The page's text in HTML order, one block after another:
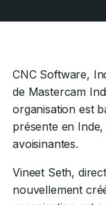
CNC Software,
de Mastercam
organisation est
présente en
avoisinantes.
Vineet Seth,
nouvellement